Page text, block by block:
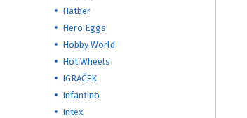
Hatber
Hero Eggs
Hobby World
Hot Wheels
IGRAČEK
Infantino
Intex